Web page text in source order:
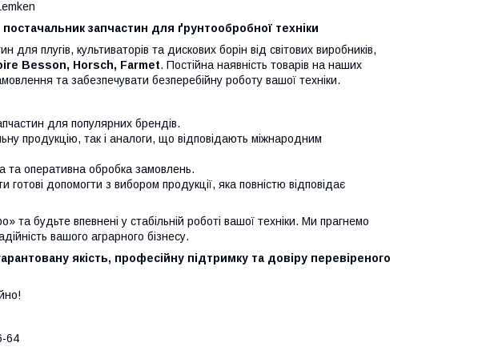
запчастин для ґрунтообробної техніки
плугів, культиваторів та дискових борін від світових виробників,
Besson, Horsch, Farmet. Постійна наявність товарів на наших
та забезпечувати безперебійну роботу вашої техніки.
для популярних брендів.
продукцію, так і аналоги, що відповідають міжнародним
та оперативна обробка замовлень.
готові допомогти з вибором продукції, яка повністю відповідає
та будьте впевнені у стабільній роботі вашої техніки. Ми прагнемо
вашого аграрного бізнесу.
якість, професійну підтримку та довіру перевіреного
64